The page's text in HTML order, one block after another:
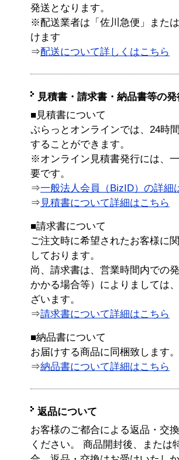
発送となります。
※配送業者は「佐川急便」また
けます
⇒配送について詳しくはこちら
見積書・請求書・納品書等の
■見積書について
ぷらっとオンラインでは、24時
することができます。
※オンライン見積書発行には、
要です。
⇒一般法人会員（BizID）の詳細
⇒ 見積書について詳細はこちら
■請求書について
ご注文時に希望されたお客様に
しております。
尚、請求書は、営業時間内での
かかる場合等）によりましては
ざいます。
⇒請求書について詳細はこちら
■納品書について
お届けする商品に同梱致します。
⇒納品書について詳細はこちら
返品について
お客様のご都合による返品・交
ください。 商品開封後、または